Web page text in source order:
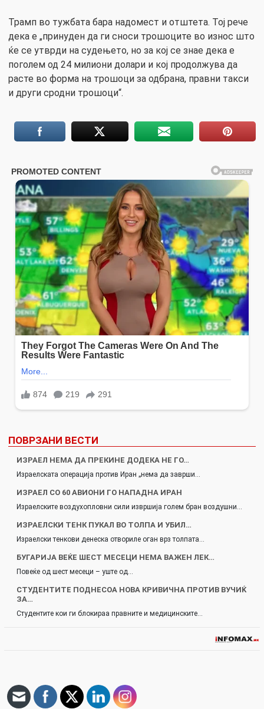
Трамп во тужбата бара надомест и отштета. Тој рече
дека е „принуден да ги сноси трошоците во износ што
ќе се утврди на судењето, но за кој се знае дека е
поголем од 24 милиони долари и кој продолжува да
расте во форма на трошоци за одбрана, правни такси
и други сродни трошоци“.
ПОВРЗАНИ ВЕСТИ
ИЗРАЕЛ НЕМА ДА ПРЕКИНЕ ДОДЕКА НЕ ГО…
Израелската операција против Иран „нема да заврши…
ИЗРАЕЛ СО 60 АВИОНИ ГО НАПАДНА ИРАН
Израелските воздухопловни сили извршија голем бран воздушни…
ИЗРАЕЛСКИ ТЕНК ПУКАЛ ВО ТОЛПА И УБИЛ…
Израелски тенкови денеска отвориле оган врз толпата…
БУГАРИЈА ВЕЌЕ ШЕСТ МЕСЕЦИ НЕМА ВАЖЕН ЛЕК…
Повеќе од шест месеци – уште од…
СТУДЕНТИТЕ ПОДНЕСОА НОВА КРИВИЧНА ПРОТИВ ВУЧИЌ
ЗА…
Студентите кои ги блокираа правните и медицинските…